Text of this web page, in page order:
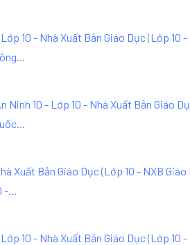
10 - Nhà Xuất Bản Giáo Dục(Lớp 10
Ninh 10 - Lớp 10 - Nhà Xuất Bản Giáo
Xuất Bản Giáo Dục(Lớp 10 - NXB Giáo
-...
10 - Nhà Xuất Bản Giáo Dục(Lớp 10